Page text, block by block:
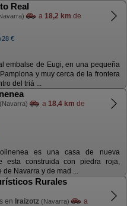
Real
a 18,2 km de
28 €
embalse de Eugi, en una pequeña
y muy cerca de la frontera
del triá ...
(Navarra) a 18,4 km de
es una casa de nueva
esta construida con piedra roja,
de Navarra y de mad ...
Rurales
en Iraizotz (Navarra)
a